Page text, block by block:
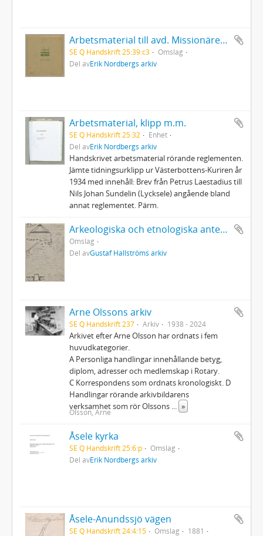
Arbetsmaterial till avd. Missionärer. Handskrivet (del 3)
SE Q Handskrift 25:39:c3
Omslag
Del avErik Nordbergs arkiv
Arbetsmaterial, klipp m.m.
SE Q Handskrift 25:32
Enhet
Del avErik Nordbergs arkiv
Handskrivet arbetsmaterial rörande reglementen.
Jämte tidningsurklipp ur Västerbottens-Kuriren år
1934 med innehåll: Brev från Petrus Laestadius till
Nils Johan Sundelin (Lycksele) angående bland
annat reglementet. Pärm.
Arkeologiska och etnologiska anteckningar under resan 1907
Omslag
Del avGustaf Hallströms arkiv
Arne Olssons arkiv
SE Q Handskrift 237 Arkiv 1938 - 2024
Arkivet efter Arne Olsson har ordnats i fem
huvudkategorier.
A Personliga handlingar innehållande betyg,
diplom, adresser och medlemskap i Rotary.
C Korrespondens som ordnats kronologiskt. D
Handlingar rörande arkivbildarens
verksamhet som rör Olssons
»
Olsson, Arne
Åsele kyrka
SE Q Handskrift 25:6:p
Omslag
Del avErik Nordbergs arkiv
Åsele-Anundssjö vägen
SE Q Handskrift 24:4:15 Omslag
1881